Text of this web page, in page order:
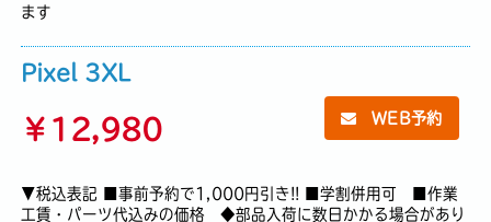
ます
Pixel 3XL
￥ 12,980
▼税込表記 ■事前予約で1,000円引き!! ■学割併用可 ■作業
工賃・パーツ代込みの価格 ◆部品入荷に数日かかる場合があり
WEB予約